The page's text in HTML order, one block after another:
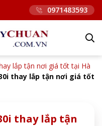
0971483593
lắp tận nơi giá tốt tại Hà
thay lắp tận nơi giá tốt
thay lắp tận